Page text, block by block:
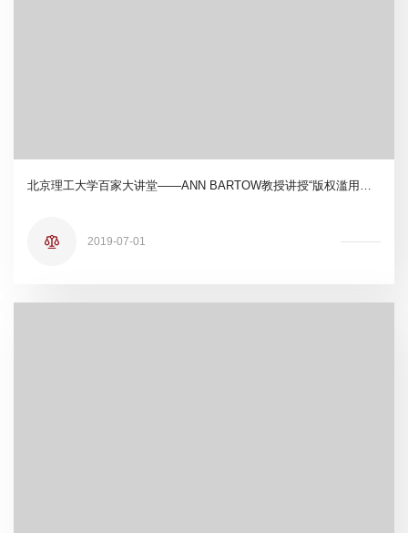
北京理工大学百家大讲堂——ANN BARTOW教授讲授“版权滥用的沿革发展及应用对策”
2019-07-01